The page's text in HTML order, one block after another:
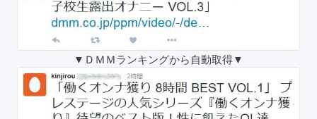
▼ＤＭＭランキングから自動取得▼